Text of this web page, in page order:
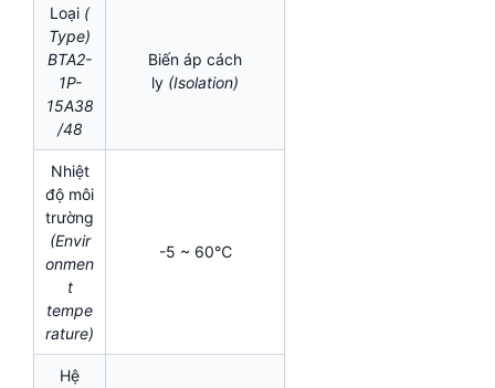
Loại (
Type)
BTA2-
1P-
15A38
/48
Biến áp cách
ly (Isolation)
Nhiệt
độ môi
trường
(Envir
onmen
t
tempe
rature)
-5 ~ 60℃
Hệ